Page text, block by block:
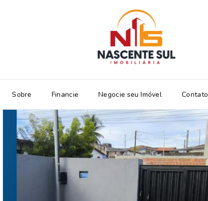
Sobre Financie Negocie seu Imóvel Contato